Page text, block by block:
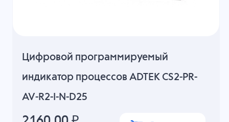
Цифровой программируемый
индикатор процессов ADTEK CS2-PR-
AV-R2-I-N-D25